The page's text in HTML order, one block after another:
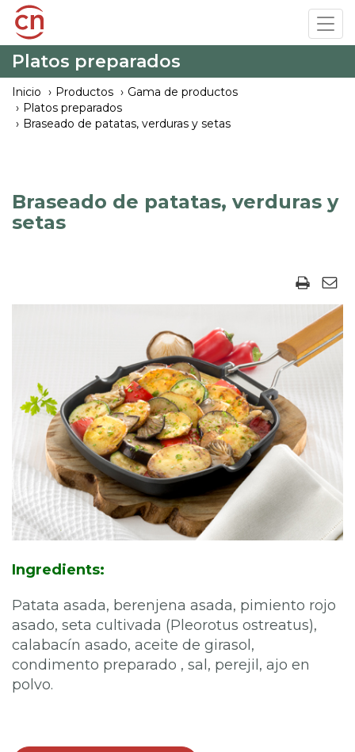
Pasar
contenido
principal
Platos preparados
Inicio Productos
Gama de productos
Platos preparados
Braseado de patatas, verduras y setas
Braseado de patatas, verduras y
setas
Ingredients:
Patata asada, berenjena asada, pimiento rojo
asado, seta cultivada (Pleorotus ostreatus),
calabacín asado, aceite de girasol,
condimento preparado , sal, perejil, ajo en
polvo.